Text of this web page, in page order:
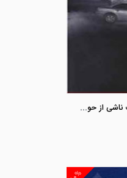
مسئولیت مدنی و بیمه جبران خسارات ناشی از حوادث رانندگی